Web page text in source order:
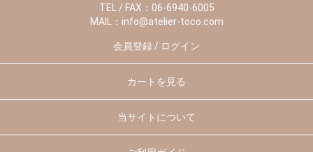
TEL / FAX：06-6940-6005
MAIL：info@atelier-toco.com
会員登録 / ログイン
カートを見る
当サイトについて